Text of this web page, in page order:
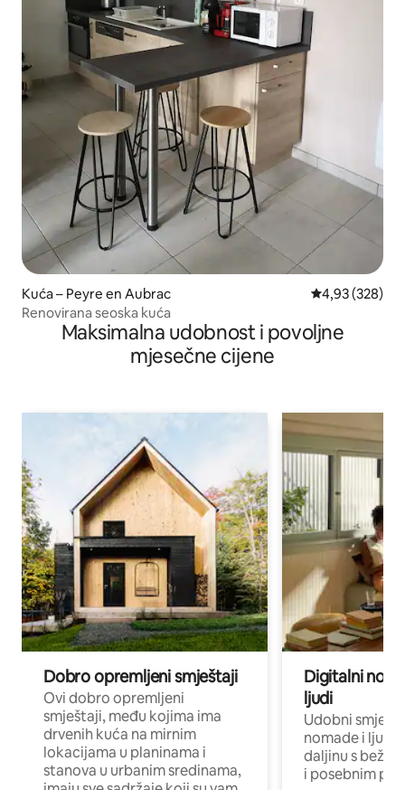
Kuća – Peyre en Aubrac Prosječna
4,93 (328)
Renovirana seoska kuća
Maksimalna udobnost i povoljne
mjesečne cijene
Dobro opremljeni smještaji
Ovi dobro opremljeni
smještaji, među kojima ima
drvenih kuća na mirnim
lokacijama u planinama i
stanova u urbanim sredinama,
Digitalni
ljudi
Udobni
nomade i ljude
daljinu s
i posebnim